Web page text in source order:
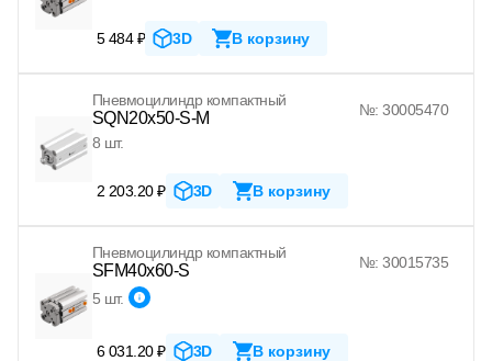
5 484 ₽ 3D В корзину
Пневмоцилиндр компактный
SQN20x50-S-M
№: 30005470
8 шт.
2 203.20 ₽ 3D В корзину
Пневмоцилиндр компактный
SFM40x60-S №: 30015735
5 шт.
6 031.20 ₽ 3D В корзину